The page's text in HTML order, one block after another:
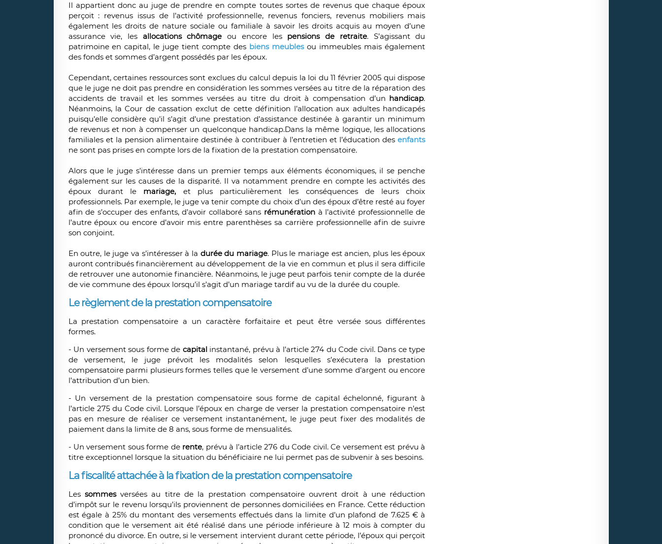
Il appartient donc au juge de prendre en compte toutes sortes de revenus que chaque époux
perçoit : revenus issus de l’activité professionnelle, revenus fonciers, revenus mobiliers mais
également les droits de nature sociale ou familiale à savoir les droits acquis au moyen d’une
assurance vie, les allocations chômageou encore les pensions de retraite. S’agissant du
patrimoine en capital, le juge tient compte des biens meublesou immeubles mais également
des fonds et sommes d’argent possédés par les époux.
Cependant, certaines ressources sont exclues du calcul depuis la loi du 11 février 2005 qui dispose
que le juge ne doit pas prendre en considération les sommes versées au titre de la réparation des
accidents de travail et les sommes versées au titre du droit à compensation d’un handicap.
Néanmoins, la Cour de cassation exclut de cette définition l’allocation aux adultes handicapés
puisqu’elle considère qu’il s’agit d’une prestation d’assistance destinée à garantir un minimum
de revenus et non à compenser un quelconque handicap.Dans la même logique, les allocations
familiales et la pension alimentaire destinée à contribuer à l’entretien et l’éducation desenfants
ne sont pas prises en compte lors de la fixation de la prestation compensatoire.
Alors que le juge s’intéresse dans un premier temps aux éléments économiques, il se penche
également sur les causes de la disparité. Il va notamment prendre en compte les activités des
époux durant le mariage, et plus particulièrement les conséquences de leurs choix
professionnels. Par exemple, le juge va tenir compte du choix d’un des époux d’être resté au foyer
afin de s’occuper des enfants, d’avoir collaboré sans rémunération à l’activité professionnelle de
l’autre époux ou encore d’avoir mis entre parenthèses sa carrière professionnelle afin de suivre
son conjoint.
En outre, le juge va s’intéresser à la durée du mariage. Plus le mariage est ancien, plus les époux
auront contribués financièrement au développement de la vie en commun et plus il sera difficile
de retrouver une autonomie financière. Néanmoins, le juge peut parfois tenir compte de la durée
de vie commune des époux lorsqu’il s’agit d’un mariage tardif au vu de la durée du couple.
Le règlement de la prestation compensatoire
La prestation compensatoire a un caractère forfaitaire et peut être versée sous différentes
formes.
- Un versement sous forme de capital instantané, prévu à l’article 274 du Code civil. Dans ce type
de versement, le juge prévoit les modalités selon lesquelles s’exécutera la prestation
compensatoire parmi plusieurs formes telles que le versement d’une somme d’argent ou encore
l’attribution d’un bien.
- Un versement de la prestation compensatoire sous forme de capital échelonné, figurant à
l’article 275 du Code civil. Lorsque l’époux en charge de verser la prestation compensatoire n’est
pas en mesure de réaliser ce versement instantanément, le juge peut fixer des modalités de
paiement dans la limite de 8 ans, sous forme de mensualités.
- Un versement sous forme de rente, prévu à l’article 276 du Code civil. Ce versement est prévu à
titre exceptionnel lorsque la situation du bénéficiaire ne lui permet pas de subvenir à ses besoins.
La fiscalité attachée à la fixation de la prestation compensatoire
Lessommesversées au titre de la prestation compensatoire ouvrent droit à une réduction
d’impôt sur le revenu lorsqu’ils proviennent de personnes domiciliées en France. Cette réduction
est égale à 25% du montant des versements effectués dans la limite d’un plafond de 7.625 € à
condition que le versement ait été réalisé dans une période inférieure à 12 mois à compter du
prononcé du divorce. En outre, si le versement intervient durant cette période, l’époux qui perçoit